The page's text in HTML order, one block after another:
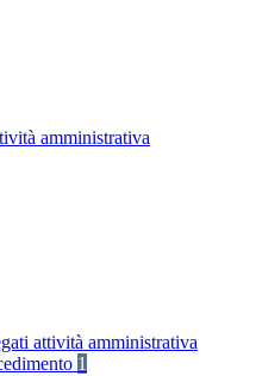
amministrativa
attività amministrativa
1